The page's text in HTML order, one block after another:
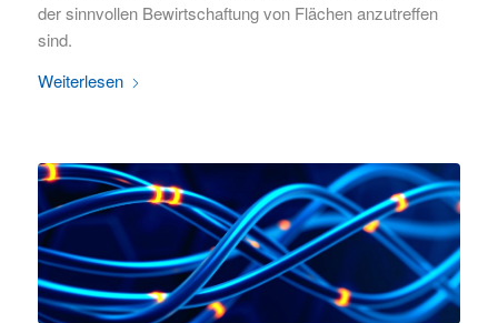
der sinnvollen Bewirtschaftung von Flächen anzutreffen
sind.
Weiterlesen